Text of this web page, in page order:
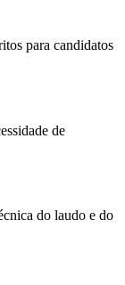
para candidatos
de
do laudo e do